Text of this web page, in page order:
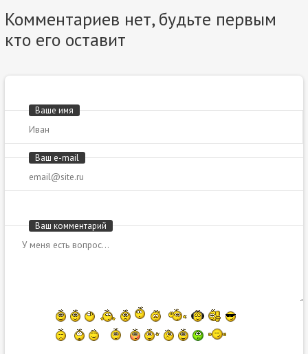
Комментариев нет, будьте первым
кто его оставит
Ваше имя
Ваш e-mail
Ваш комментарий